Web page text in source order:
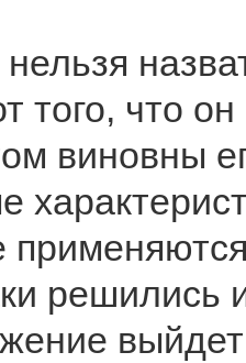
того, что
виновны
решились